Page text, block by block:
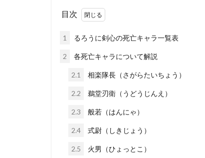
目次
1 るろうに剣心の死亡キャラ一覧表
2 各死亡キャラについて解説
2.1 相楽隊長（さがらたいちょう）
2.2 鵜堂刃衛（うどうじんえ）
2.3 般若（はんにゃ）
2.4 式尉（しきじょう）
2.5 火男（ひょっとこ）